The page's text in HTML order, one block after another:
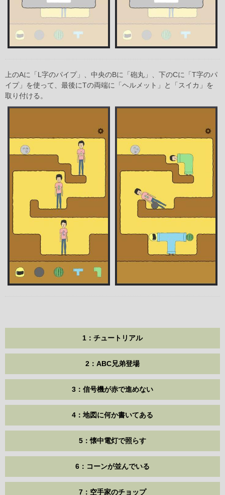
上のAに「L字のパイプ」、中央のBに「砲丸」、下のCに「T字のパ
イプ」を使って、最後にTの両端に「ヘルメット」と「スイカ」を
取り付ける。
1：チュートリアル
2：ABC兄弟登場
3：信号機が赤で進めない
4：地図に何か書いてある
5：懐中電灯で照らす
6：コーンが並んでいる
7：空手家のチョップ